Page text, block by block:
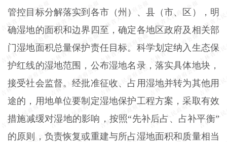
管控目标分解落实到各市（州）、县（市、区），明
确湿地的面积和边界四至，确定各地区政府及相关部
门湿地面积总量保护责任目标。科学划定纳入生态保
护红线的湿地范围，公布湿地名录，落实具体地块，
接受社会监督。经批准征收、占用湿地并转为其他用
途的，用地单位要制定湿地保护工程方案，采取有效
措施减缓对湿地的影响，按照“先补后占、占补平衡”
的原则，负责恢复或重建与所占湿地面积和质量相当